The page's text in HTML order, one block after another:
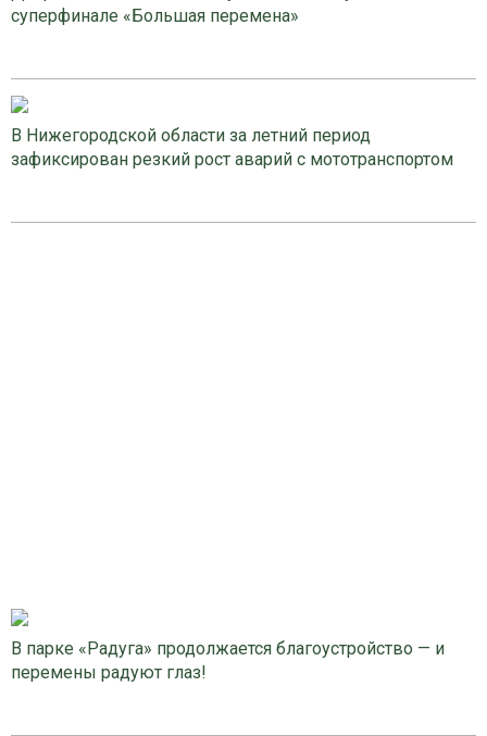
суперфинале «Большая перемена»
В Нижегородской области за летний период
зафиксирован резкий рост аварий с мототранспортом
В парке «Радуга» продолжается благоустройство — и
перемены радуют глаз!